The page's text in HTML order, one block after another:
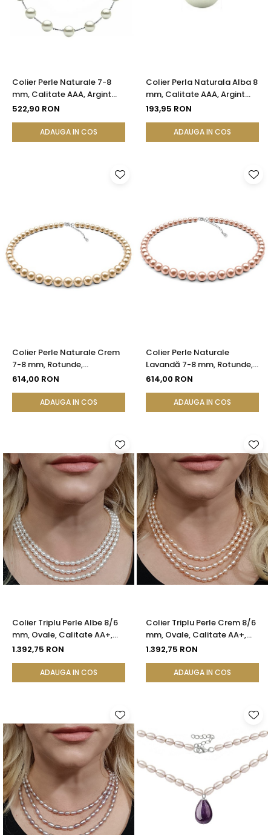
Seturi Perle cu Argint
Brățări cu Perle
Colier Perle Naturale 7-8
mm, Calitate AAA, Argint
925, Office Elegant |
522,90 RON
ADAUGA IN COS
Colier Perla Naturala Alba 8
mm, Calitate AAA, Argint
925 | KASKADDA®
193,95 RON
ADAUGA IN COS
Colier Perle Naturale Crem
7-8 mm, Rotunde,
Închizătoare Argint 925 |
614,00 RON
ADAUGA IN COS
Colier Perle Naturale
Lavandă 7-8 mm, Rotunde,
Închizătoare Argint 925 |
614,00 RON
ADAUGA IN COS
Colier Triplu Perle Albe 8/6
mm, Ovale, Calitate AA+,
Închizătoare Argint |
1.392,75 RON
ADAUGA IN COS
Colier Triplu Perle Crem 8/6
mm, Ovale, Calitate AA+,
Închizătoare Argint |
1.392,75 RON
ADAUGA IN COS